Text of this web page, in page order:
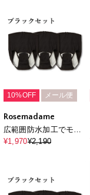
入院準備 出産準備 産前
産後
10%OFF メール便
Rosemadame
広範囲防水加工でモレ
対策できる産褥ショー
¥1,970¥2,190